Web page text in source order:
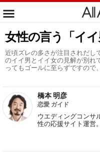
女性の言う「イ
近頃ズレの多さが注目されだし
のイイ男とイイ女の見解が別れ
ってもゴールに至らずですので
橋本 明彦
恋愛 ガイド
ウエディングコンサ
性の応援サイト運営。